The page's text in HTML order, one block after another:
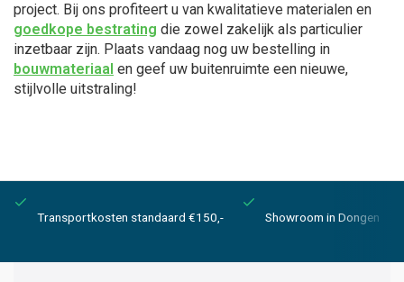
project. Bij ons profiteert u van kwalitatieve materialen en
goedkope bestrating die zowel zakelijk als particulier
inzetbaar zijn. Plaats vandaag nog uw bestelling in
bouwmateriaal en geef uw buitenruimte een nieuwe,
stijlvolle uitstraling!
Transportkosten standaard €150,- Showroom in Dongen